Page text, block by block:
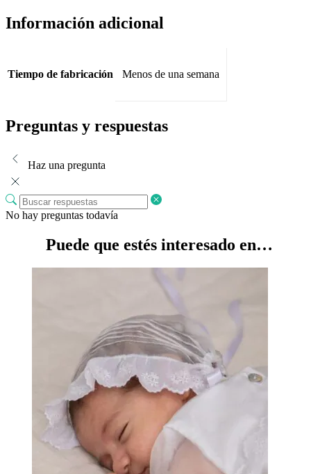
Información adicional
Tiempo de fabricación Menos de una semana
Preguntas y respuestas
Haz una pregunta
No hay preguntas todavía
Puede que estés interesado en…